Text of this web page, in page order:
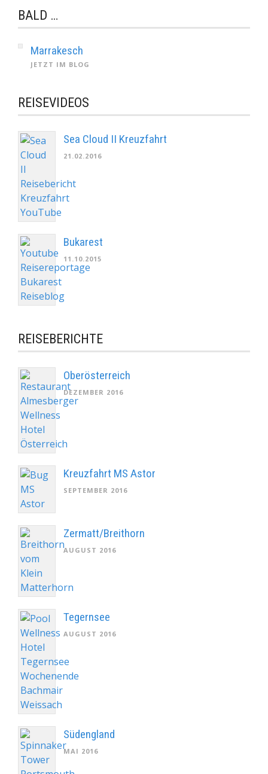
BALD …
Marrakesch
JETZT IM BLOG
REISEVIDEOS
Sea Cloud II Kreuzfahrt
21.02.2016
Bukarest
11.10.2015
REISEBERICHTE
Oberösterreich
DEZEMBER 2016
Kreuzfahrt MS Astor
SEPTEMBER 2016
Zermatt/Breithorn
AUGUST 2016
Tegernsee
AUGUST 2016
Südengland
MAI 2016